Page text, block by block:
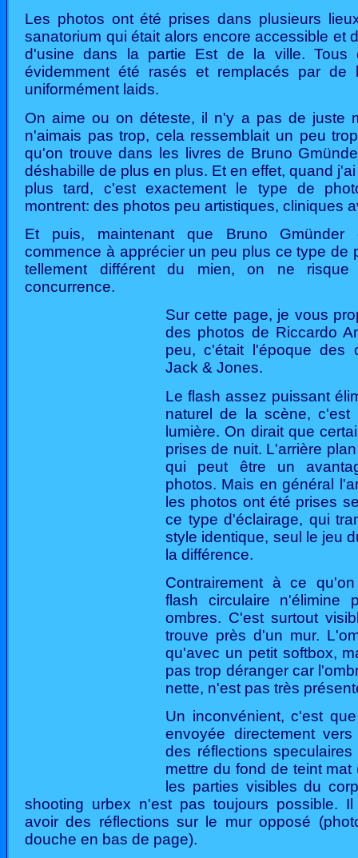
Les photos ont été prises dans plusieurs
sanatorium qui était alors encore accessible et
d'usine dans la partie Est de la ville. Tous
évidemment été rasés et remplacés par de
uniformément laids.
On aime ou on déteste, il n'y a pas de juste
n'aimais pas trop, cela ressemblait un peu
qu'on trouve dans les livres de Bruno
déshabille de plus en plus. Et en effet, quand
plus tard, c'est exactement le type de
montrent: des photos peu artistiques, cliniques
Et puis, maintenant que Bruno
commence à apprécier un peu plus ce type de
tellement différent du mien, on ne
concurrence.
Sur cette page, je vous
des photos de Riccardo
peu, c'était l'époque des
Jack & Jones.
Le flash assez puissant
naturel de la scène, c'est
lumière. On dirait que
prises de nuit. L'arrière
qui peut être un
photos. Mais en général
les photos ont été prises
ce type d'éclairage, qui
style identique, seul le jeu
la différence.
Contrairement à ce
flash circulaire n'élimine
ombres. C'est surtout
trouve près d'un mur.
qu'avec un petit softbox,
pas trop déranger car
nette, n'est pas très
Un inconvénient, c'est
envoyée directement
des réflections
mettre du fond de teint
les parties visibles du
shooting urbex n'est pas toujours possible.
avoir des réflections sur le mur opposé
douche en bas de page).